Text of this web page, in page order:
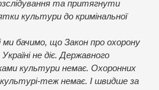
та притягнути
культури до кримінальної
ми бачимо, що Закон про охорону
не діє. Державного
культури немає. Охоронних
теж немає. І швидше за